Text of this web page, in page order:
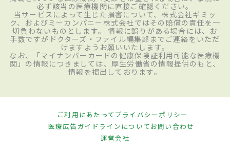
必ず該当の医療機関に直接ご確認ください。
当サービスによって生じた損害について、株式会社ギミッ
ク、およびミーカンパニー株式会社ではその賠償の責任を一
切負わないものとします。 情報に誤りがある場合には、お
手数ですがドクターズ・ファイル編集部までご連絡をいただ
けますようお願いいたします。
なお、「マイナンバーカードの健康保険証利用可能な医療機
関」の情報につきましては、厚生労働省の情報提供のもと、
情報を掲出しております。
ご利用にあたってプライバシーポリシー
医療広告ガイドラインについてお問い合わせ
運営会社